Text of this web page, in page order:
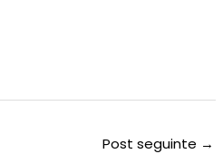
Post seguinte →